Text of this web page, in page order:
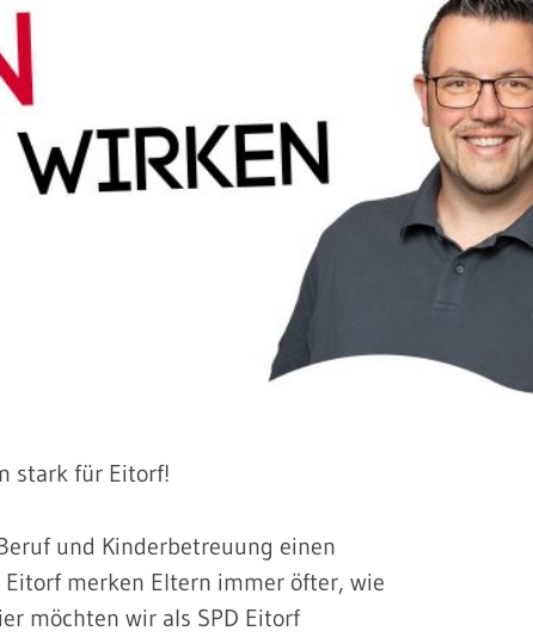
stark für Eitorf!
und Kinderbetreuung einen
merken Eltern immer öfter, wie
möchten wir als SPD Eitorf